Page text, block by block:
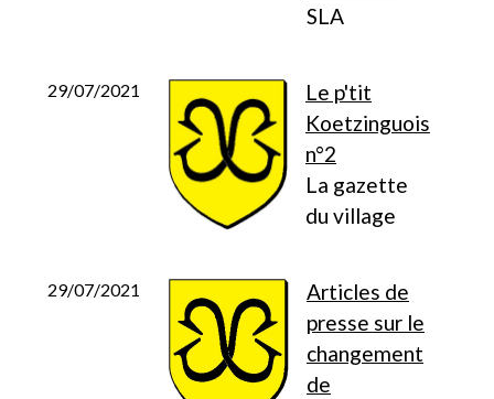
SLA
29/07/2021
Le p'tit
Koetzinguois
n°2
La gazette
du village
29/07/2021
Articles de
presse sur le
changement
de